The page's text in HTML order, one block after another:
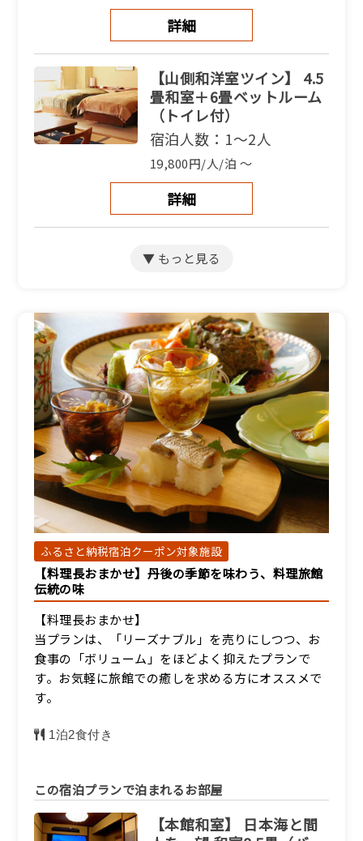
詳細
【山側和洋室ツイン】 4.5
畳和室＋6畳ベットルーム
（トイレ付）
宿泊人数：1～2人
19,800円/人/泊 ～
詳細
【別館和洋室】和室9畳＋
洋室4.5畳（バス・トイレ
宿泊人数：2～5人
19,800円/人/泊 ～
詳細
【別館和室】海側和室7.5
畳（トイレ付）
宿泊人数：1～4人
19,800円/人/泊 ～
詳細
【別館和室】眺望無し和
室7.5畳（トイレ付）
19,800円/人/泊 ～
詳細
ふるさと納税宿泊クーポン対象施設
【料理長おまかせ】丹後の季節を味わう、料理旅館
伝統の味
【料理長おまかせ】
当プランは、「リーズナブル」を売りにしつつ、お
食事の「ボリューム」をほどよく抑えたプランで
す。お気軽に旅館での癒しを求める方にオススメで
す。
1泊2食付き
この宿泊プランで泊まれるお部屋
【本館和室】 日本海と間